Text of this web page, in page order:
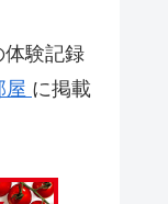
体験記録
屋 に掲載